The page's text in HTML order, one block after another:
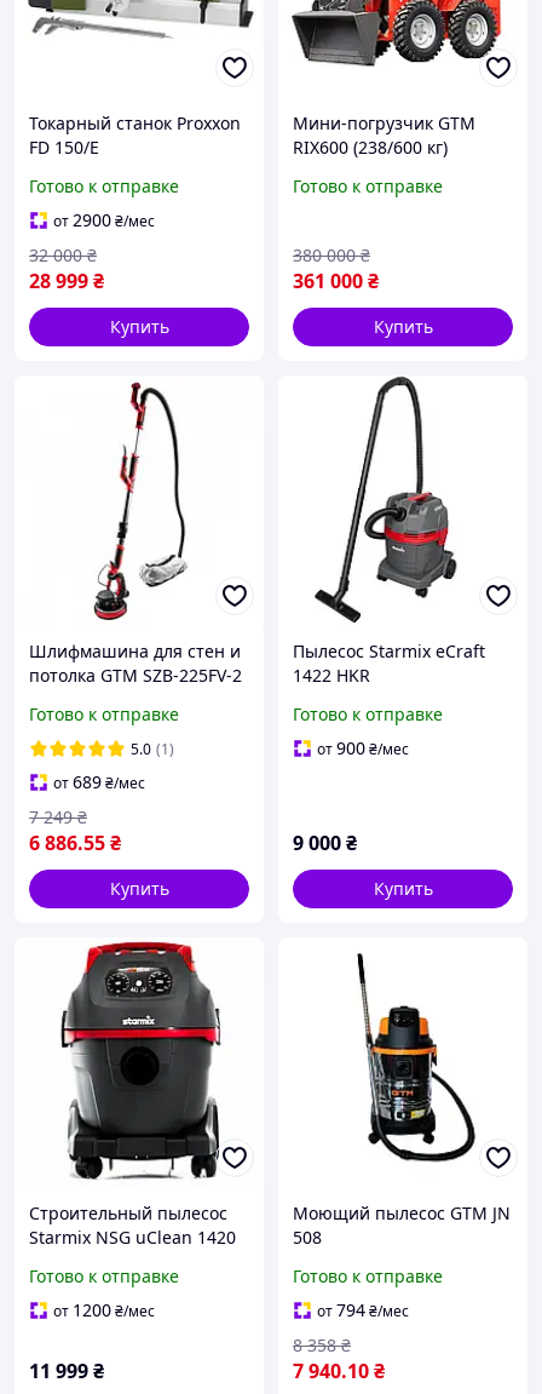
Токарный станок Proxxon
FD 150/E
Готово к отправке
от2900₴/мес
28 999₴
32 000 ₴
Купить
Мини-погрузчик GTM
RIX600 (238/600 кг)
Готово к отправке
361 000₴
380 000 ₴
Купить
Шлифмашина для стен и
потолка GTM SZB-225FV-2
Готово к отправке
5.0 (1)
от689₴/мес
6 886.55₴
7 249 ₴
Купить
Пылесос Starmix eCraft
1422 HKR
Готово к отправке
от900₴/мес
9 000₴
Купить
Строительный пылесос
Starmix NSG uClean 1420
Готово к отправке
от 1200₴/мес
11 999₴
Моющий пылесос GTM JN
508
Готово к отправке
от794₴/мес
7 940.10₴
8 358 ₴